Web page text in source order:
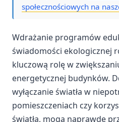
społecznościowych na
Wdrażanie programów
świadomości ekologicznej
kluczową rolę w
energetycznej budynków.
wyłączanie światła w
pomieszczeniach czy
światła, mogą naprawdę